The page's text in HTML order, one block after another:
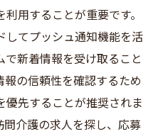
用することが重要です。
してプッシュ通知機能を活
新着情報を受け取ること
の信頼性を確認するため
優先することが推奨されま
問介護の求人を探し、応募